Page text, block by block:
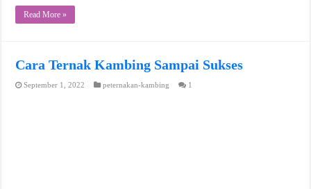
Read More »
Cara Ternak Kambing Sampai Sukses
September 1, 2022 peternakan-kambing 1